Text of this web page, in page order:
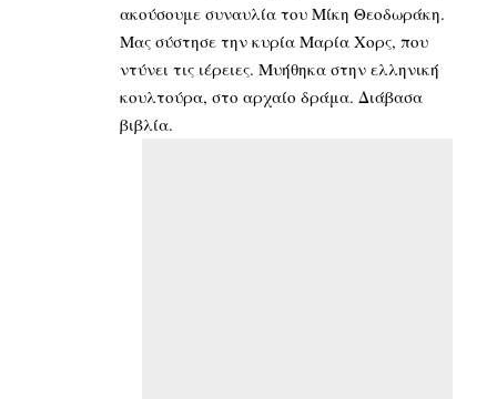
ακούσουμε συναυλία του Μίκη Θεοδωράκη.
Μας σύστησε την κυρία Μαρία Χορς, που
ντύνει τις ιέρειες. Μυήθηκα στην ελληνική
κουλτούρα, στο αρχαίο δράμα. Διάβασα
βιβλία.